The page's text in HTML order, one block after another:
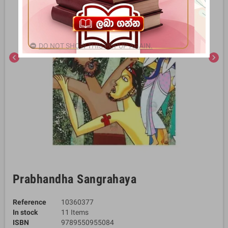
chevron_left chevron_right
Prabhandha Sangrahaya
Reference
10360377
In stock
11 Items
ISBN
9789550955084
DO NOT SHOW THIS POPUP AGAIN.